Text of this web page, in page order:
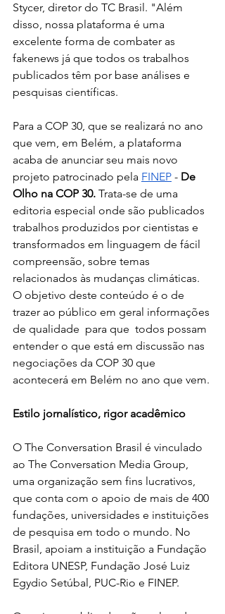
Stycer, diretor do TC Brasil. "Além
disso, nossa plataforma é uma
excelente forma de combater as
fakenews já que todos os trabalhos
publicados têm por base análises e
pesquisas científicas.
Para a COP 30, que se realizará no ano
que vem, em Belém, a plataforma
acaba de anunciar seu mais novo
projeto patrocinado pela FINEP - De
Olho na COP 30. Trata-se de uma
editoria especial onde são publicados
trabalhos produzidos por cientistas e
transformados em linguagem de fácil
compreensão, sobre temas
relacionados às mudanças climáticas.
O objetivo deste conteúdo é o de
trazer ao público em geral informações
de qualidade  para que  todos possam
entender o que está em discussão nas
negociações da COP 30 que
acontecerá em Belém no ano que vem.
Estilo jornalístico, rigor acadêmico
O The Conversation Brasil é vinculado
ao The Conversation Media Group,
uma organização sem fins lucrativos,
que conta com o apoio de mais de 400
fundações, universidades e instituições
de pesquisa em todo o mundo. No
Brasil, apoiam a instituição a Fundação
Editora UNESP, Fundação José Luiz
Egydio Setúbal, PUC-Rio e FINEP.